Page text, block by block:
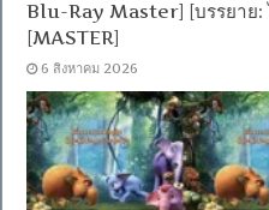
Blu-Ray Master] [บรรยาย
[MASTER]
6 สิงหาคม 2026